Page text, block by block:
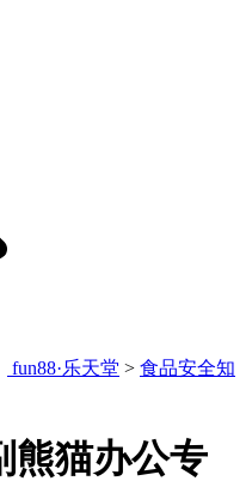
fun88·乐天堂 > 食品安全知
熊猫办公专